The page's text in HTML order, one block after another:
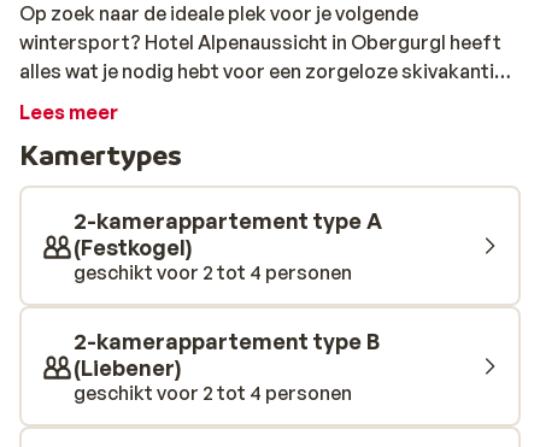
Op zoek naar de ideale plek voor je volgende
wintersport? Hotel Alpenaussicht in Obergurgl heeft
alles wat je nodig hebt voor een zorgeloze skivakantie.
Gelegen op een toplocatie, op slechts 350 meter van
slechts 150 meter afstand, sta je in een mum van tijd
midden in het prachtige skigebied. Bovendien ligt het
gezellige centrum van Obergurgl vlakbij, zodat je na
een dag in de sneeuw ook kunt genieten van de
charmante sfeer van het dorp. De appartementen van
Hotel Alpenaussicht zijn stijlvol en comfortabel
ingericht en bieden alles wat je nodig hebt voor een
heerlijk verblijf. Na een dag op de piste kun je
ontspannen in je ruime accommodatie en genieten van
het prachtige uitzicht op de bergen. Na een actieve dag
Lees meer
Kamertypes
2-kamerappartement type A
(Festkogel)
geschikt voor 2 tot 4 personen
2-kamerappartement type B
(Liebener)
geschikt voor 2 tot 4 personen